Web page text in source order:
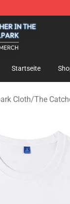
The
Startseite
Cloth/The